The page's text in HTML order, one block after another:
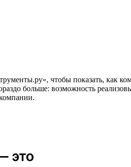
чтобы показать, как
больше: возможность
это